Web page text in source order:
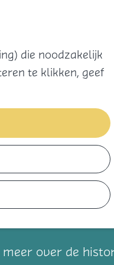
die noodzakelijk
te klikken, geef
over de